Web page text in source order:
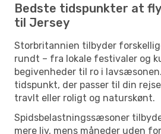
Bedste tidspunkter at
til Jersey
Storbritannien tilbyder
rundt – fra lokale festivaler og
begivenheder til ro i
tidspunkt, der passer til din
travlt eller roligt og naturskønt.
Spidsbelastningssæsoner
mere liv, mens måneder uden